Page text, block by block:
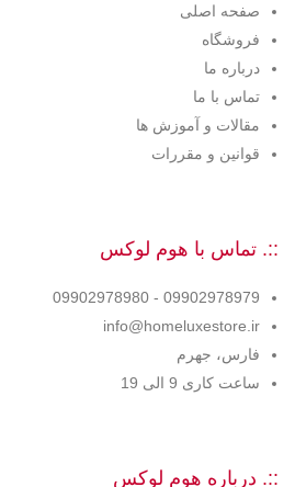
صفحه اصلی
فروشگاه
درباره ما
تماس با ما
مقالات و آموزش ها
قوانین و مقررات
::. تماس با هوم لوکس
09902978979 - 09902978980
info@homeluxestore.ir
فارس، جهرم
ساعت کاری 9 الی 19
::. درباره هوم لوکس